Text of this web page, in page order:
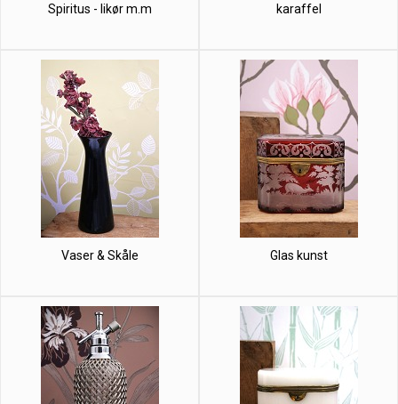
Spiritus - likør m.m karaffel
Vaser & Skåle Glas kunst